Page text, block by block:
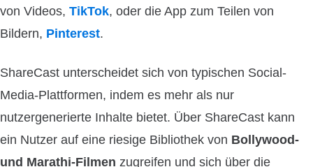
von Videos, TikTok, oder die App zum Teilen von
Bildern, Pinterest.
ShareCast unterscheidet sich von typischen Social-
Media-Plattformen, indem es mehr als nur
nutzergenerierte Inhalte bietet. Über ShareCast kann
ein Nutzer auf eine riesige Bibliothek von Bollywood-
und Marathi-Filmen zugreifen und sich über die